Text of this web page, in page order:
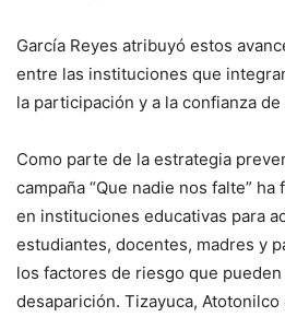
García Reyes atribuyó estos
entre las instituciones que
la participación y a la confianza de
Como parte de la estrategia
campaña “Que nadie nos falte”
en instituciones educativas para
estudiantes, docentes, madres y
los factores de riesgo que
desaparición. Tizayuca,